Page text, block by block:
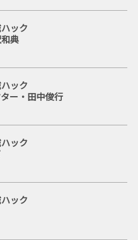
ック
典
ック
ー・田中俊行
ック
ック